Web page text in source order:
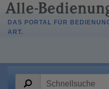
DAS PORTAL FÜR
ART.